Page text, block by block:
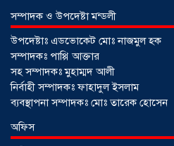
শর্টগান
সম্পাদক ও উপদেষ্টা মন্ডলী
উপদেষ্টাঃ এডভোকেট মোঃ নাজমুল হক
সম্পাদকঃ পাপ্পি আক্তার
সহ সম্পাদকঃ মুহাম্মদ আলী
নির্বাহী সম্পাদকঃ ফাহাদুল ইসলাম
ব্যবস্থাপনা সম্পাদকঃ মোঃ তারেক হোসেন
অফিস